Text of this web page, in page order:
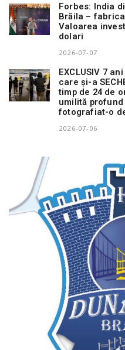
Forbes: India
Brăila –
Valoarea
dolari
2026-07-07
EXCLUSIV 7
care și-a
timp de 24 de
umilită
fotografiat-o
2026-07-06